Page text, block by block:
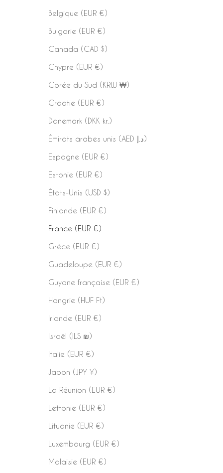
Belgique (EUR €)
Bulgarie (EUR €)
Canada (CAD $)
Chypre (EUR €)
Corée du Sud (KRW ₩)
Croatie (EUR €)
Danemark (DKK kr.)
Émirats arabes unis (AED د.إ)
Espagne (EUR €)
Estonie (EUR €)
États-Unis (USD $)
Finlande (EUR €)
France (EUR €)
Grèce (EUR €)
Guadeloupe (EUR €)
Guyane française (EUR €)
Hongrie (HUF Ft)
Irlande (EUR €)
Israël (ILS ₪)
Italie (EUR €)
Japon (JPY ¥)
La Réunion (EUR €)
Lettonie (EUR €)
Lituanie (EUR €)
Luxembourg (EUR €)
Malaisie (EUR €)